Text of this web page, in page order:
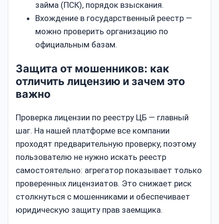
займа (ПСК), порядок взыскания.
Вхождение в государственный реестр —
можно проверить организацию по
официальным базам.
Защита от мошенников: как
отличить лицензию и зачем это
важно
Проверка лицензии по реестру ЦБ — главный
шаг. На нашей платформе все компании
проходят предварительную проверку, поэтому
пользователю не нужно искать реестр
самостоятельно: агрегатор показывает только
проверенных лицензиатов. Это снижает риск
столкнуться с мошенниками и обеспечивает
юридическую защиту прав заемщика.